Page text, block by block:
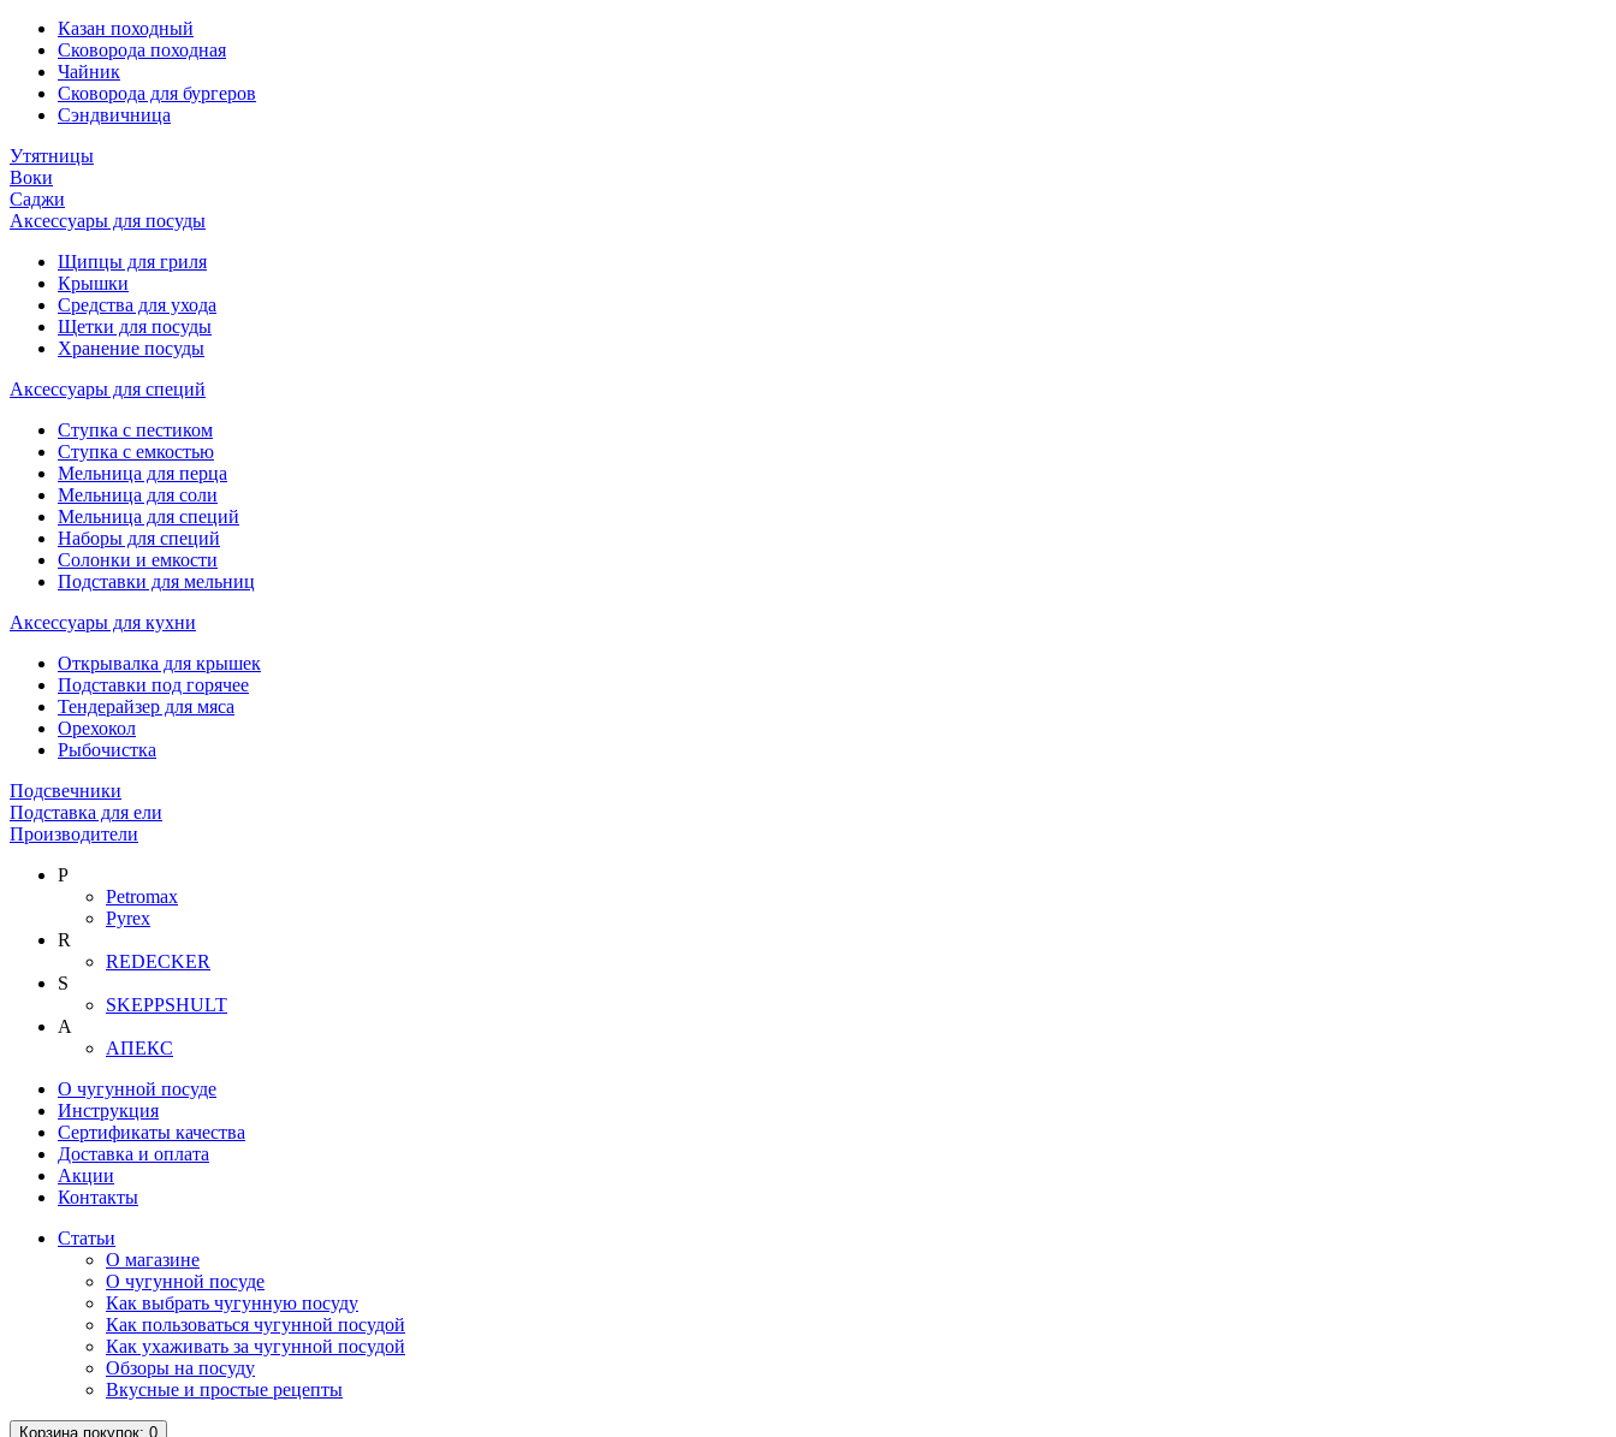
Казан походный
Сковорода походная
Чайник
Сковорода для бургеров
Сэндвичница
Утятницы
Bоки
Саджи
Аксессуары для посуды
Щипцы для гриля
Крышки
Средства для ухода
Щетки для посуды
Хранение посуды
Аксессуары для специй
Ступка с пестиком
Ступка с емкостью
Мельница для перца
Мельница для соли
Мельница для специй
Наборы для специй
Солонки и емкости
Подставки для мельниц
Аксессуары для кухни
Открывалка для крышек
Подставки под горячее
Тендерайзер для мяса
Орехокол
Рыбочистка
Подсвечники
Подставка для ели
Производители
P
Petromax
Pyrex
R
REDECKER
S
SKEPPSHULT
А
АПЕКС
О чугунной посуде
Инструкция
Сертификаты качества
Доставка и оплата
Акции
Контакты
Статьи
О магазине
О чугунной посуде
Как выбрать чугунную посуду
Как пользоваться чугунной посудой
Как ухаживать за чугунной посудой
Обзоры на посуду
Вкусные и простые рецепты
Корзина покупок: 0